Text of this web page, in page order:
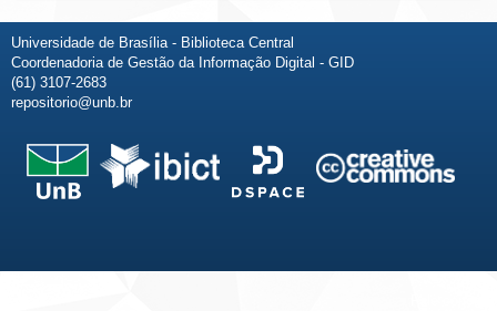
Universidade de Brasília - Biblioteca Central
Coordenadoria de Gestão da Informação Digital - GID
(61) 3107-2683
repositorio@unb.br